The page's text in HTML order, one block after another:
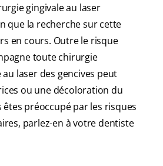
gingivale au laser
que la recherche sur cette
en cours. Outre le risque
toute chirurgie
laser des gencives peut
ou une décoloration du
êtes préoccupé par les risques
parlez-en à votre dentiste